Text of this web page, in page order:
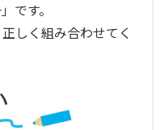
です。
しく組み合わせてく